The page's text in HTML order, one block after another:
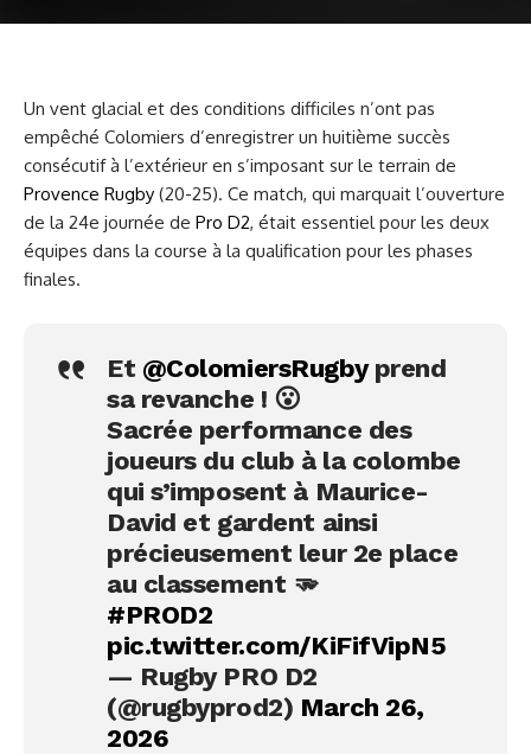
Un vent glacial et des conditions difficiles n’ont pas
empêché Colomiers d’enregistrer un huitième succès
consécutif à l’extérieur en s’imposant sur le terrain de
Provence Rugby (20-25). Ce match, qui marquait l’ouverture
de la 24e journée de Pro D2, était essentiel pour les deux
équipes dans la course à la qualification pour les phases
finales.
Et @ColomiersRugbyprend
sa revanche ! 😮
Sacrée performance des
joueurs du club à la colombe
qui s’imposent à Maurice-
David et gardent ainsi
précieusement leur 2e place
au classement 🫳
#PROD2
pic.twitter.com/KiFifVipN5
— Rugby PRO D2
(@rugbyprod2) March 26,
2026